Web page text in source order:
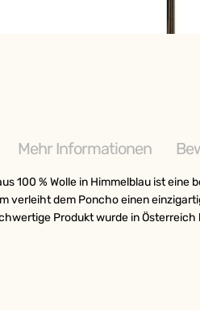
100 % Wolle in Himmelblau ist
verleiht dem Poncho einen
Produkt wurde in
Mehr Informationen